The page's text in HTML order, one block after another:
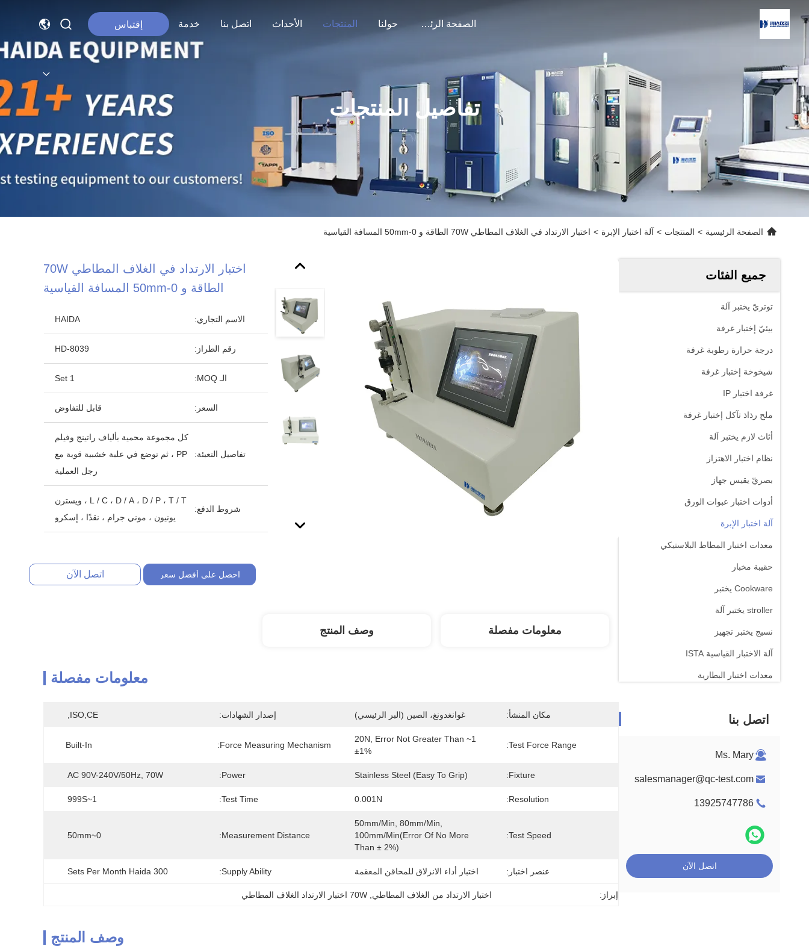
الصفحة الرئيسية حولنا المنتجات الأحداث اتصل بنا خدمة إقتباس
تفاصيل المنتجات
الصفحة الرئيسية > المنتجات > آلة اختبار الإبرة > اختبار الارتداد في الغلاف المطاطي 70W الطاقة و 0-50mm المسافة القياسية
جميع الفئات
توتريّ يختبر آلة
بيئيّ إختبار غرفة
درجة حرارة رطوبة غرفة
شيخوخة إختبار غرفة
غرفة اختبار IP
ملح رذاذ تآكل إختبار غرفة
أثاث لازم يختبر آلة
نظام اختبار الاهتزاز
بصريّ يقيس جهاز
أدوات اختبار عبوات الورق
آلة اختبار الإبرة
معدات اختبار المطاط البلاستيكي
حقيبة مخبار
Cookware يختبر
stroller يختبر آلة
نسيج يختبر تجهيز
آلة الاختبار القياسية ISTA
معدات اختبار البطارية
معدات اختبار قابلية الإشتعال
اتصل بنا
Ms. Mary
salesmanager@qc-test.com
13925747786
اتصل الآن
اختبار الارتداد في الغلاف المطاطي 70W
الطاقة و 0-50mm المسافة القياسية
الاسم التجاري: HAIDA
رقم الطراز: 8039-HD
الـ MOQ: 1 Set
السعر: قابل للتفاوض
تفاصيل التعبئة:
كل مجموعة محمية بألياف راتينج وفيلم
PP ، ثم توضع في علبة خشبية قوية مع
رجل العملية
شروط الدفع:
L / C ، D / A ، D / P ، T / T ، ويسترن
يونيون ، موني جرام ، نقدًا ، إسكرو
احصل على أفضل سعر اتصل الآن
معلومات مفصلة وصف المنتج
معلومات مفصلة
مكان المنشأ: غوانغدونغ، الصين (البر الرئيسي) إصدار الشهادات: ISO,CE,
Test Force Range:
1~20N, Error Not Greater Than
±1%
Force Measuring Mechanism:
Built-In
Fixture:
Stainless Steel (easy To Grip)
Power:
AC 90V-240V/50Hz, 70W
Resolution:
0.001N
Test Time:
1~999S
Test Speed:
50mm/min, 80mm/min,
100mm/min(error Of No More
Than ± 2%)
Measurement Distance:
0~50mm
عنصر اختبار: اختبار أداء الانزلاق للمحاقن المعقمة Supply Ability:
300 Sets Per Month Haida
إبراز: اختبار الارتداد من الغلاف المطاطي , 70W اختبار الارتداد الغلاف المطاطي
وصف المنتج